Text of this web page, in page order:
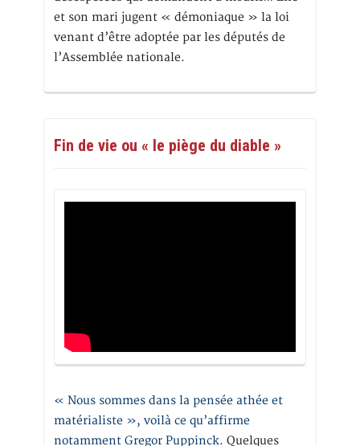
et son mari jugent « démoniaque » la loi
venant d’être adoptée par les députés de
l’Assemblée nationale.
Fin de vie ou « le piège du diable »
« Nous sommes dans la pensée athée et
matérialiste », voilà ce qu’affirme
notamment Gregor Puppinck. Quelques